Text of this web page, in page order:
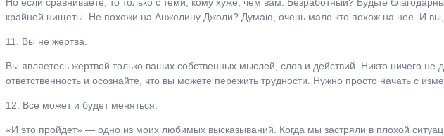
крайней нищеты. Не похожи на Анжелину Джоли? Думаю, очень мало кто похож на нее. И вы,
11. Вы не жертва.
Вы являетесь жертвой только ваших собственных мыслей, слов и действий. Никто ничего
ответственность и осознайте, что вы можете пережить трудности. Нужно просто начать с
12. Все может и будет меняться.
«И это пройдет» — одно из моих любимых высказываний. Когда мы застряли в плохой